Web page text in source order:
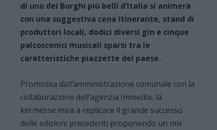
di uno dei Borghi più belli d’Italia si animerà
con una suggestiva cena itinerante, stand di
produttori locali, dodici diversi gin e cinque
palcoscenici musicali sparsi tra le
caratteristiche piazzette del paese.
Promossa dall’amministrazione comunale con la
collaborazione dell’agenzia Immedia, la
kermesse mira a replicare il grande successo
delle edizioni precedenti proponendo un mix